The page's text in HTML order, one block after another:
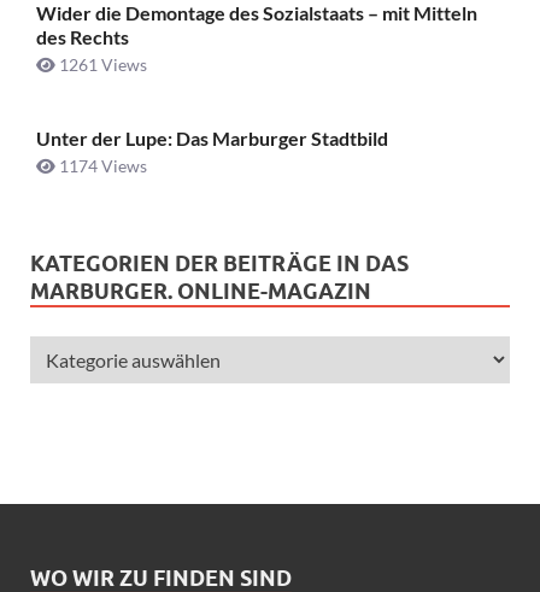
Wider die Demontage des Sozialstaats – mit Mitteln
des Rechts
1261 Views
Unter der Lupe: Das Marburger Stadtbild
1174 Views
KATEGORIEN DER BEITRÄGE IN DAS
MARBURGER. ONLINE-MAGAZIN
WO WIR ZU FINDEN SIND